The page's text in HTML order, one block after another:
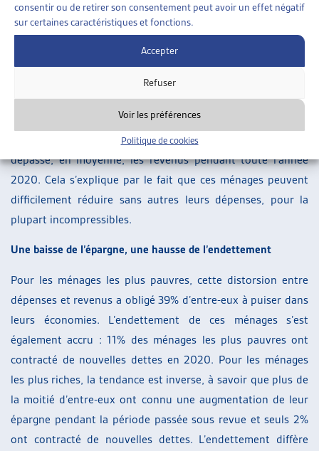
consentir ou de retirer son consentement peut avoir un effet négatif
sur certaines caractéristiques et fonctions.
Accepter
Refuser
Voir les préférences
Politique de cookies
des ménages. Tout d’abord, 50% des ménages indiquent
n’avoir pas moins dépensé que d’habitude. Cela n’empêche
pas une disparité dans les comportements des différents
ménages : les ménages aux revenus les plus bas ont
dépensé en moyenne 12% de moins et ceux aux revenus les
plus haut 16% de moins.
Pour les ménages les plus défavorisés, les dépenses ont
dépassé, en moyenne, les revenus pendant toute l’année
2020. Cela s’explique par le fait que ces ménages peuvent
difficilement réduire sans autres leurs dépenses, pour la
plupart incompressibles.
Une baisse de l’épargne, une hausse de l’endettement
Pour les ménages les plus pauvres, cette distorsion entre
dépenses et revenus a obligé 39% d’entre-eux à puiser dans
leurs économies. L’endettement de ces ménages s’est
également accru : 11% des ménages les plus pauvres ont
contracté de nouvelles dettes en 2020. Pour les ménages
les plus riches, la tendance est inverse, à savoir que plus de
la moitié d’entre-eux ont connu une augmentation de leur
épargne pendant la période passée sous revue et seuls 2%
ont contracté de nouvelles dettes. L’endettement diffère